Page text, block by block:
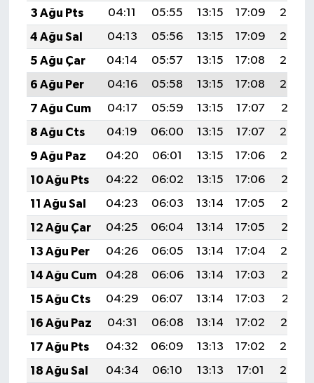
3 Ağu Pts
04:11 05:55 13:15 17:09
20:26
4 Ağu Sal
04:13 05:56 13:15 17:09
20:25
5 Ağu Çar
04:14 05:57 13:15 17:08
20:24
6 Ağu Per
04:16 05:58 13:15 17:08
20:23
7 Ağu Cum
04:17 05:59 13:15 17:07
20:21
8 Ağu Cts
04:19 06:00 13:15 17:07
20:20
9 Ağu Paz
04:20 06:01 13:15 17:06
20:19
10 Ağu Pts
04:22 06:02 13:15 17:06
20:18
11 Ağu Sal
04:23 06:03 13:14 17:05
20:16
12 Ağu Çar
04:25 06:04 13:14 17:05
20:15
13 Ağu Per
04:26 06:05 13:14 17:04
20:14
14 Ağu Cum
04:28 06:06 13:14 17:03
20:12
15 Ağu Cts
04:29 06:07 13:14 17:03
20:11
16 Ağu Paz
04:31 06:08 13:14 17:02
20:10
17 Ağu Pts
04:32 06:09 13:13 17:02
20:08
18 Ağu Sal
04:34 06:10 13:13 17:01
20:07